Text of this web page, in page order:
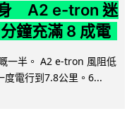
A2 e-tron 迷
鐘充滿 8 成電
一半。 A2 e-tron 風阻低
度電行到7.8公里。6...